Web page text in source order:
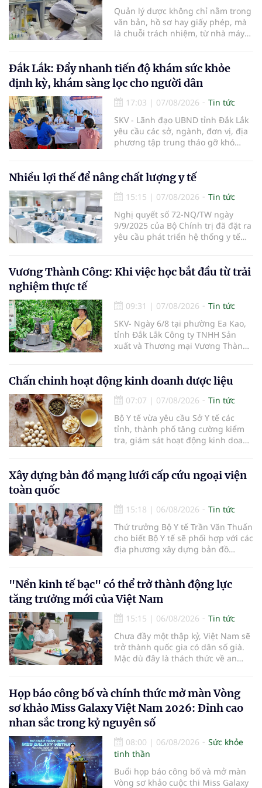
Quản lý dược không chỉ nằm trong
văn bản, hồ sơ hay giấy phép, mà
là chuỗi trách nhiệm, từ nhà máy
bệnh... Ngành y tế từng bước tiêu
chuẩn hóa, quy chuẩn hóa và hội
nhập quốc tế nhằm giúp cho
người dân tiếp cận thuốc an toàn,
Đắk Lắk: Đẩy nhanh tiến độ khám sức khỏe
định kỳ, khám sàng lọc cho người dân
17:03 | 07/08/2026
Tin tức
SKV - Lãnh đạo UBND tỉnh Đắk Lắk
yêu cầu các sở, ngành, đơn vị, địa
phương tập trung tháo gỡ khó
sàng lọc cho 100% người dân trên
địa bàn tỉnh trong tháng 10/2026.
Nhiều lợi thế để nâng chất lượng y tế
15:15 | 07/08/2026
Tin tức
Nghị quyết số 72-NQ/TW ngày
9/9/2025 của Bộ Chính trị đã đặt ra
yêu cầu phát triển hệ thống y tế
Vương Thành Công: Khi việc học bắt đầu từ trải
nghiệm thực tế
09:31 | 07/08/2026
Tin tức
SKV- Ngày 6/8 tại phường Ea Kao,
tỉnh Đắk Lắk Công ty TNHH Sản
xuất và Thương mại Vương Thành
tham gia của các chủ doanh
nghiệp, chủ quán cà phê, hợp tác
xã, người làm nông nghiệp và
những người yêu thích cà phê.
Chấn chỉnh hoạt động kinh doanh dược liệu
07:07 | 07/08/2026
Tin tức
Bộ Y tế vừa yêu cầu Sở Y tế các
tỉnh, thành phố tăng cường kiểm
tra, giám sát hoạt động kinh doanh
Xây dựng bản đồ mạng lưới cấp cứu ngoại viện
toàn quốc
15:18 | 06/08/2026
Tin tức
Thứ trưởng Bộ Y tế Trần Văn Thuấn
cho biết Bộ Y tế sẽ phối hợp với các
địa phương xây dựng bản đồ
thiện cơ chế tài chính và đa dạng
hóa phương tiện nhằm nâng cao
năng lực cấp cứu trước viện trên
phạm vi cả nước.
"Nền kinh tế bạc" có thể trở thành động lực
tăng trưởng mới của Việt Nam
15:15 | 06/08/2026
Tin tức
Chưa đầy một thập kỷ, Việt Nam sẽ
trở thành quốc gia có dân số già.
Mặc dù đây là thách thức về an
có giá trị hàng tỷ USD.
Họp báo công bố và chính thức mở màn Vòng
sơ khảo Miss Galaxy Việt Nam 2026: Đỉnh cao
nhan sắc trong kỷ nguyên số
08:00 | 06/08/2026
Sức khỏe
tinh thần
Buổi họp báo công bố và mở màn
Vòng sơ khảo cuộc thi Miss Galaxy